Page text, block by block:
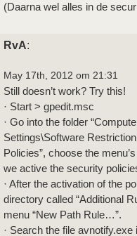
(Daarna wel alles in de
RvA:
May 17th, 2012 om 21:31
Still doesn’t work? Try this!
· Start > gpedit.msc
· Go into the folder
Settings\Software
Policies”, choose the
we active the security
· After the activation of the
directory called “Additional
menu “New Path Rule…”.
· Search the file avnotify.exe